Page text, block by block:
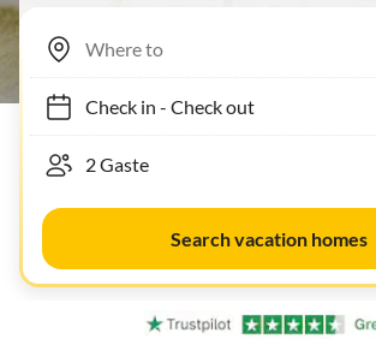
Check in- Check out
Search vacation homes